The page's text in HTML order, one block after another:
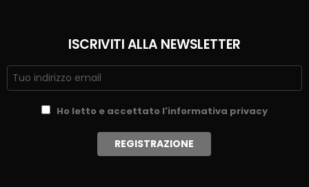
ISCRIVITI ALLA NEWSLETTER
Ho letto e accettato l'informativa privacy